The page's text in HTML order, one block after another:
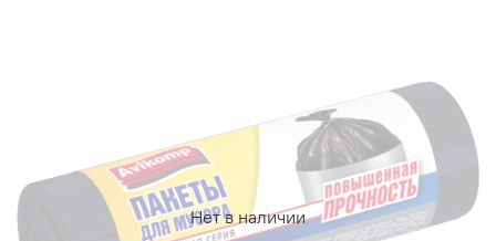
Нет в наличии